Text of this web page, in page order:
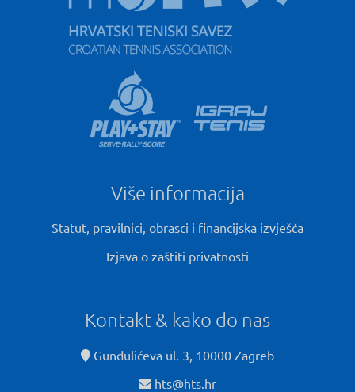
Više informacija
Statut, pravilnici, obrasci i financijska izvješća
Izjava o zaštiti privatnosti
Kontakt & kako do nas
Gundulićeva ul. 3, 10000 Zagreb
hts@hts.hr